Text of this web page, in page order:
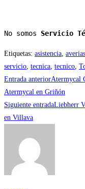
No somos Servicio
Etiquetas: asistencia, averias
servicio, tecnica, tecnico,
Leer
más
artículos
Entrada anteriorAtermycal
Atermycal en Griñón
Siguiente entradaLiebherr
en Villava